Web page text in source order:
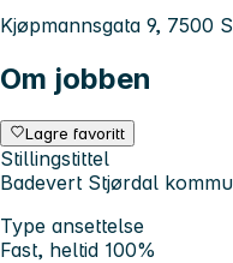
Kjøpmannsgata 9, 7500
Om jobben
Lagre favoritt
Stillingstittel
Badevert Stjørdal
Type ansettelse
Fast, heltid 100%